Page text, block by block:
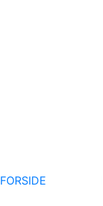
FORSIDE